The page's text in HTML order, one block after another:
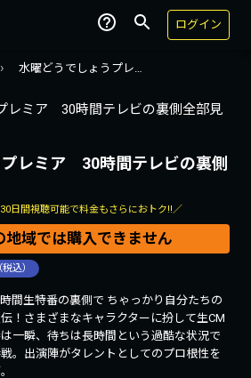
ログイン
› 水曜どうでしょうプレ…
レミア 30時間テレビの裏側
30日間視聴可能で料金もさらにおトク!!／
地域では購入できません
込）
間生特番の裏側で ちゃっかり自分たちの
！さまざまなキャラクターに扮して生CM
一瞬、待ちは長時間という過酷な状況で
。出演陣がタレントとしてのプロ根性を